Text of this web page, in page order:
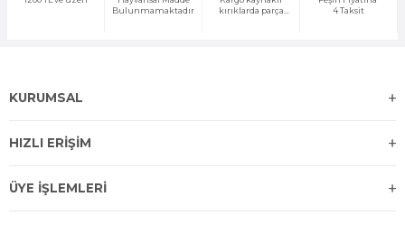
Bulunmamaktadır
kırıklarda parça
4 Taksit
KURUMSAL
HIZLI ERİŞİM
ÜYE İŞLEMLERİ